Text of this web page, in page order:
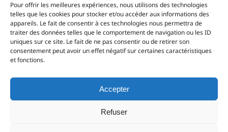
Pour offrir les meilleures expériences, nous utilisons des technologies
telles que les cookies pour stocker et/ou accéder aux informations des
appareils. Le fait de consentir à ces technologies nous permettra de
traiter des données telles que le comportement de navigation ou les ID
uniques sur ce site. Le fait de ne pas consentir ou de retirer son
consentement peut avoir un effet négatif sur certaines caractéristiques
et fonctions.
Accepter
Refuser
NL
FR
© 2026 • Clinique Les Lauriers • Alle rechten